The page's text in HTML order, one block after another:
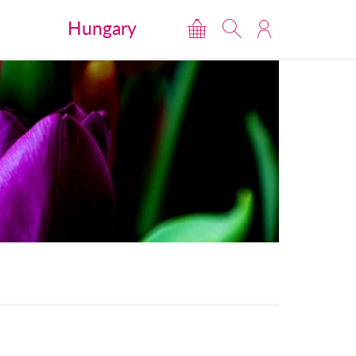
Hungary